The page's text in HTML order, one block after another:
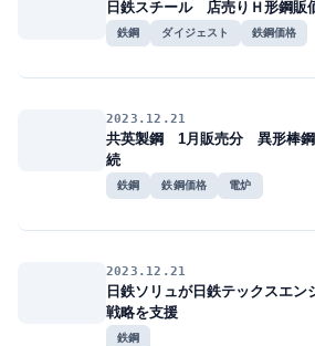
日鉄スチール 店売りＨ形鋼販
鉄鋼 ダイジェスト 鉄鋼価格
2023.12.21
共英製鋼 1月販売分 異形棒
続
鉄鋼 鉄鋼価格 電炉
2023.12.21
日鉄ソリュが日鉄テックスエ
戦略を支援
鉄鋼